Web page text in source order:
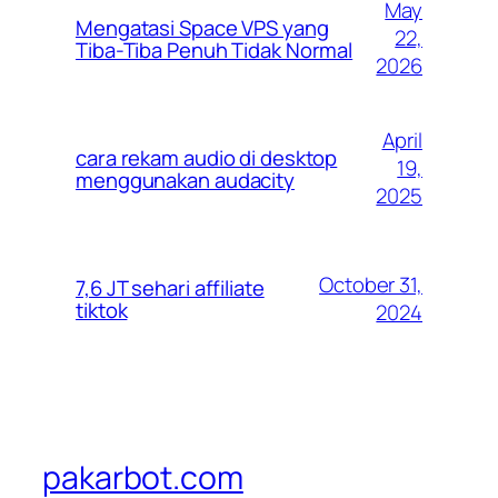
Mengatasi Space VPS yang
Tiba-Tiba Penuh Tidak Normal
May
22,
2026
cara rekam audio di desktop
menggunakan audacity
April
19,
2025
7,6 JT sehari affiliate
tiktok
October 31,
2024
pakarbot.com